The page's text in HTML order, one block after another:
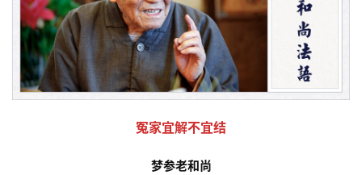
冤家宜解不宜结
梦参老和尚